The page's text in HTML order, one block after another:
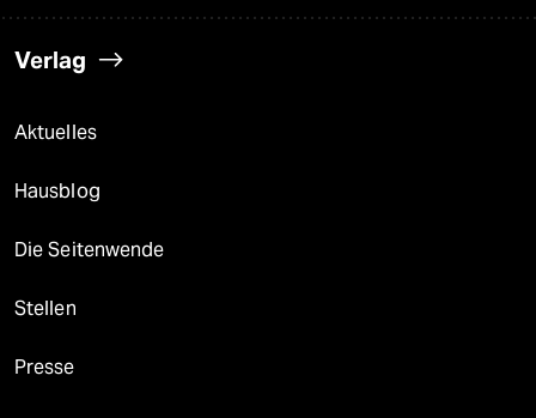
Verlag
Aktuelles
Hausblog
Die Seitenwende
Stellen
Presse